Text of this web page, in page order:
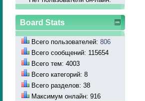
Board Stats
Всего пользователей: 806
Всего сообщений: 115654
Всего тем: 4003
Всего категорий: 8
Всего разделов: 38
Максимум онлайн: 916